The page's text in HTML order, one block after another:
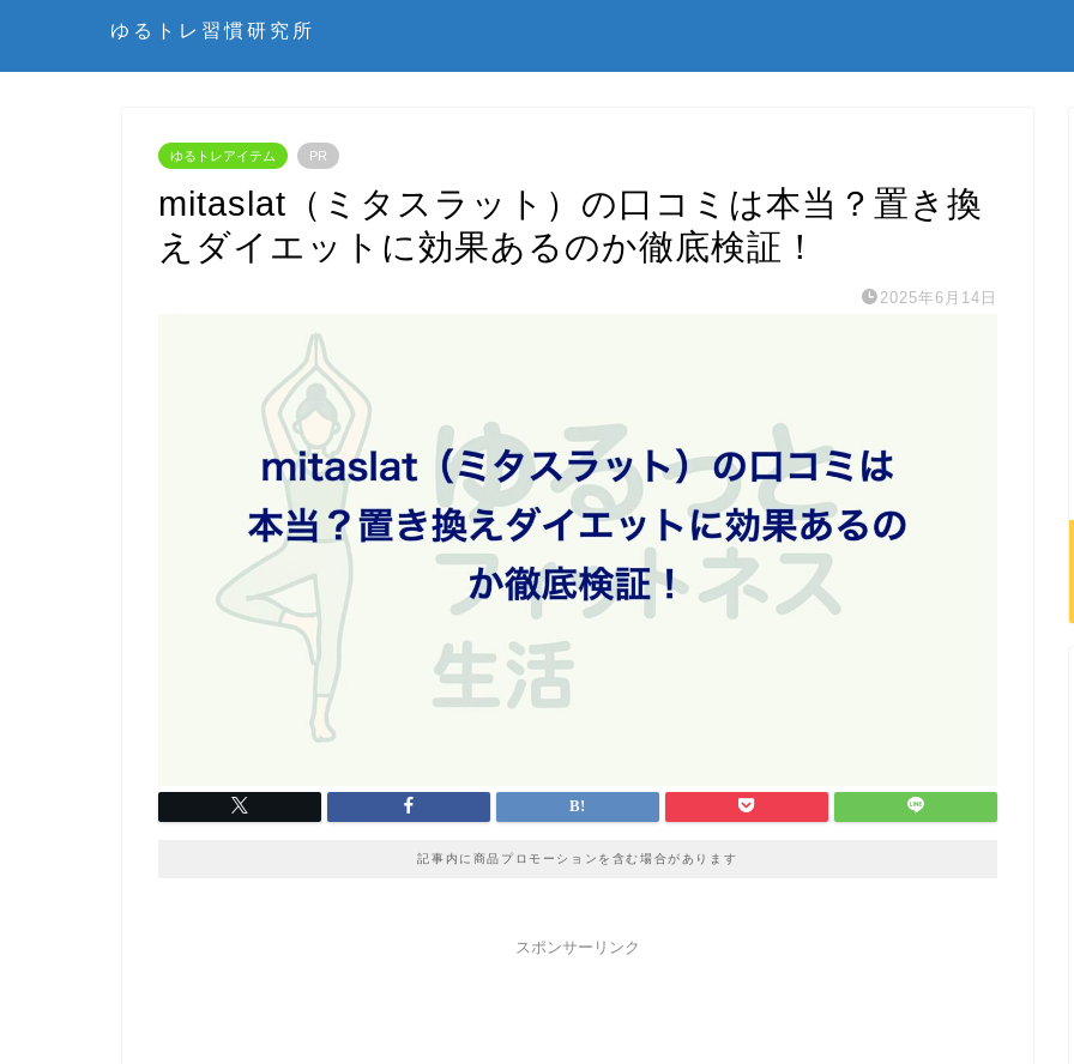
ゆるトレ習慣研究所
ゆるトレアイテム PR
mitaslat（ミタスラット）の口コミは本当？置き換
えダイエットに効果あるのか徹底検証！
2025年6月14日
記事内に商品プロモーションを含む場合があります
スポンサーリンク